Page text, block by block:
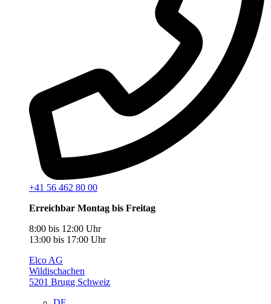
+41 56 462 80 00
Erreichbar Montag bis Freitag
8:00 bis 12:00 Uhr
13:00 bis 17:00 Uhr
Elco AG
Wildischachen
5201 Brugg Schweiz